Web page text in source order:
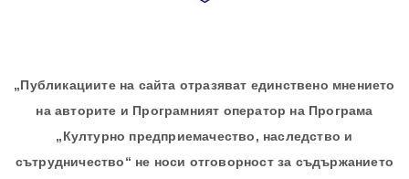
„Публикациите на сайта отразяват единствено мнението
на авторите и Програмният оператор на Програма
„Културно предприемачество, наследство и
сътрудничество“ не носи отговорност за съдържанието